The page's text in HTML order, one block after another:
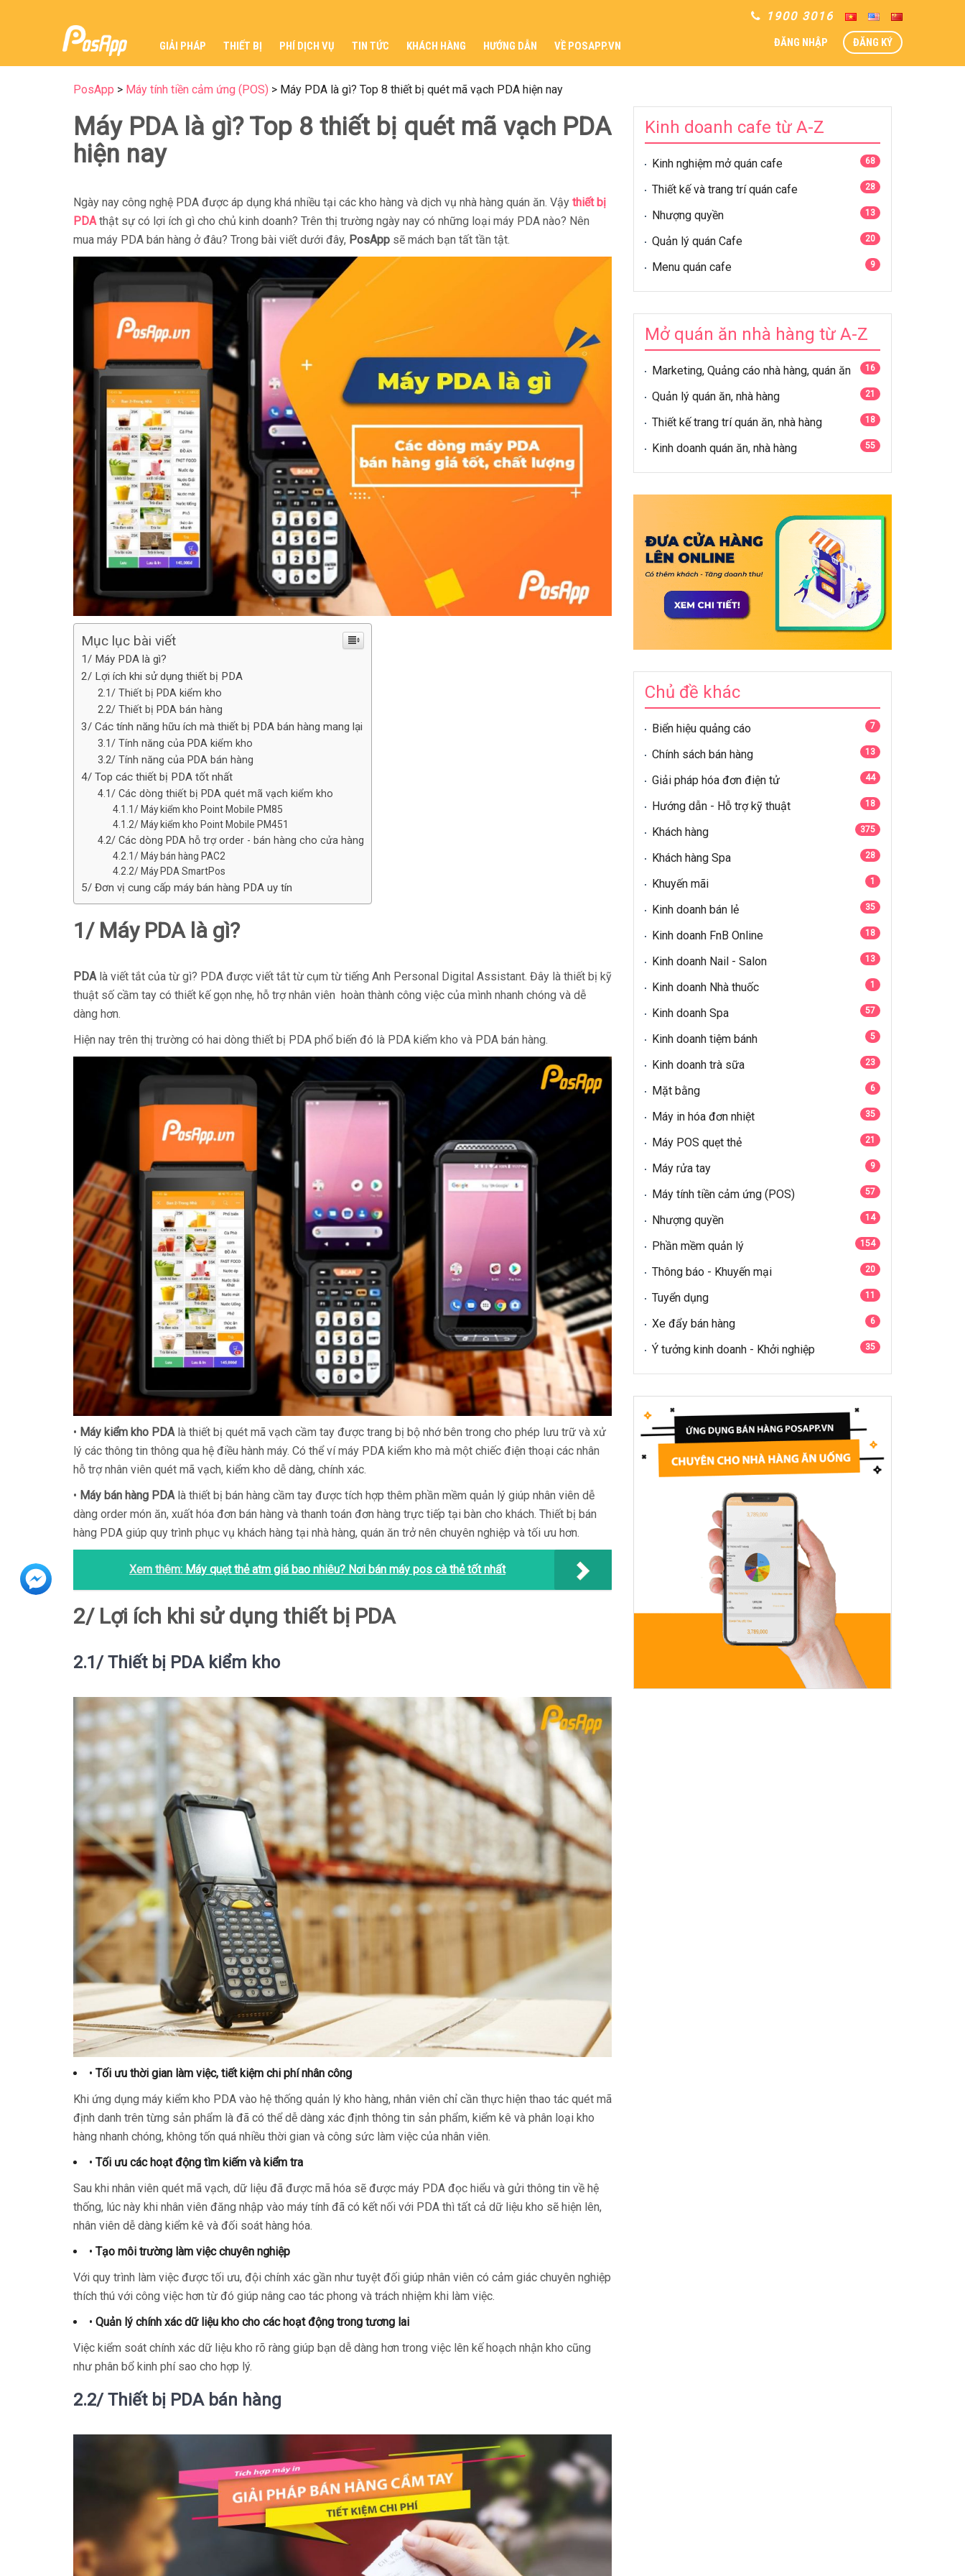
1900 3016
GIẢI PHÁP THIẾT BỊ PHÍ DỊCH VỤ TIN TỨC KHÁCH HÀNG HƯỚNG DẪN VỀ POSAPP.VN ĐĂNG NHẬP ĐĂNG KÝ
PosApp > Máy tính tiền cảm ứng (POS) > Máy PDA là gì? Top 8 thiết bị quét mã vạch PDA hiện nay
Máy PDA là gì? Top 8 thiết bị quét mã vạch PDA
hiện nay
Ngày nay công nghệ PDA được áp dụng khá nhiều tại các kho hàng và dịch vụ nhà hàng quán ăn. Vậy thiết bị
PDAthật sự có lợi ích gì cho chủ kinh doanh? Trên thị trường ngày nay có những loại máy PDA nào? Nên
mua máy PDA bán hàng ở đâu? Trong bài viết dưới đây, PosApp sẽ mách bạn tất tần tật.
Mục lục bài viết
1/ Máy PDA là gì?
2/ Lợi ích khi sử dụng thiết bị PDA
2.1/ Thiết bị PDA kiểm kho
2.2/ Thiết bị PDA bán hàng
3/ Các tính năng hữu ích mà thiết bị PDA bán hàng mang lại
3.1/ Tính năng của PDA kiểm kho
3.2/ Tính năng của PDA bán hàng
4/ Top các thiết bị PDA tốt nhất
4.1/ Các dòng thiết bị PDA quét mã vạch kiểm kho
4.1.1/ Máy kiểm kho Point Mobile PM85
4.1.2/ Máy kiểm kho Point Mobile PM451
4.2/ Các dòng PDA hỗ trợ order - bán hàng cho cửa hàng
4.2.1/ Máy bán hàng PAC2
4.2.2/ Máy PDA SmartPos
5/ Đơn vị cung cấp máy bán hàng PDA uy tín
1/ Máy PDA là gì?
PDAlà viết tắt của từ gì? PDA được viết tắt từ cụm từ tiếng Anh Personal Digital Assistant. Đây là thiết bị kỹ
thuật số cầm tay có thiết kế gọn nhẹ, hỗ trợ nhân viên hoàn thành công việc của mình nhanh chóng và dễ
dàng hơn.
Hiện nay trên thị trường có hai dòng thiết bị PDA phổ biến đó là PDA kiểm kho và PDA bán hàng.
• Máy kiểm kho PDA là thiết bị quét mã vạch cầm tay được trang bị bộ nhớ bên trong cho phép lưu trữ và xử
lý các thông tin thông qua hệ điều hành máy. Có thể ví máy PDA kiểm kho mà một chiếc điện thoại các nhân
hỗ trợ nhân viên quét mã vạch, kiểm kho dễ dàng, chính xác.
• Máy bán hàng PDAlà thiết bị bán hàng cầm tay được tích hợp thêm phần mềm quản lý giúp nhân viên dễ
dàng order món ăn, xuất hóa đơn bán hàng và thanh toán đơn hàng trực tiếp tại bàn cho khách. Thiết bị bán
hàng PDA giúp quy trình phục vụ khách hàng tại nhà hàng, quán ăn trở nên chuyên nghiệp và tối ưu hơn.
Xem thêm: Máy quẹt thẻ atm giá bao nhiêu? Nơi bán máy pos cà thẻ tốt nhất
2/ Lợi ích khi sử dụng thiết bị PDA
2.1/ Thiết bị PDA kiểm kho
• Tối ưu thời gian làm việc, tiết kiệm chi phí nhân công
Khi ứng dụng máy kiểm kho PDA vào hệ thống quản lý kho hàng, nhân viên chỉ cần thực hiện thao tác quét mã
định danh trên từng sản phẩm là đã có thể dễ dàng xác định thông tin sản phẩm, kiểm kê và phân loại kho
hàng nhanh chóng, không tốn quá nhiều thời gian và công sức làm việc của nhân viên.
• Tối ưu các hoạt động tìm kiếm và kiểm tra
Sau khi nhân viên quét mã vạch, dữ liệu đã được mã hóa sẽ được máy PDA đọc hiểu và gửi thông tin về hệ
thống, lúc này khi nhân viên đăng nhập vào máy tính đã có kết nối với PDA thì tất cả dữ liệu kho sẽ hiện lên,
nhân viên dễ dàng kiểm kê và đối soát hàng hóa.
• Tạo môi trường làm việc chuyên nghiệp
Với quy trình làm việc được tối ưu, đội chính xác gần như tuyệt đối giúp nhân viên có cảm giác chuyên nghiệp
thích thú với công việc hơn từ đó giúp nâng cao tác phong và trách nhiệm khi làm việc.
• Quản lý chính xác dữ liệu kho cho các hoạt động trong tương lai
Việc kiểm soát chính xác dữ liệu kho rõ ràng giúp bạn dễ dàng hơn trong việc lên kế hoạch nhận kho cũng
như phân bổ kinh phí sao cho hợp lý.
2.2/ Thiết bị PDA bán hàng
Kinh doanh cafe từ A-Z
Kinh nghiệm mở quán cafe 68
Thiết kế và trang trí quán cafe 28
Nhượng quyền 13
Quản lý quán Cafe 20
Menu quán cafe 9
Mở quán ăn nhà hàng từ A-Z
Marketing, Quảng cáo nhà hàng, quán ăn 16
Quản lý quán ăn, nhà hàng 21
Thiết kế trang trí quán ăn, nhà hàng 18
Kinh doanh quán ăn, nhà hàng 55
Chủ đề khác
Biển hiệu quảng cáo 7
Chính sách bán hàng 13
Giải pháp hóa đơn điện tử 44
Hướng dẫn - Hỗ trợ kỹ thuật 18
Khách hàng 375
Khách hàng Spa 28
Khuyến mãi 1
Kinh doanh bán lẻ 35
Kinh doanh FnB Online 18
Kinh doanh Nail - Salon 13
Kinh doanh Nhà thuốc 1
Kinh doanh Spa 57
Kinh doanh tiệm bánh 5
Kinh doanh trà sữa 23
Mặt bằng 6
Máy in hóa đơn nhiệt 35
Máy POS quẹt thẻ 21
Máy rửa tay 9
Máy tính tiền cảm ứng (POS) 57
Nhượng quyền 14
Phần mềm quản lý 154
Thông báo - Khuyến mại 20
Tuyển dụng 11
Xe đẩy bán hàng 6
Ý tưởng kinh doanh - Khởi nghiệp 35